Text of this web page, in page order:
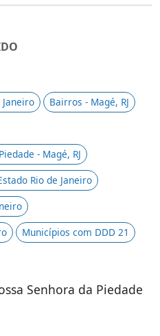
Bairros - Magé, RJ
- Magé, RJ
Rio de Janeiro
Municípios com DDD 21
Senhora da Piedade